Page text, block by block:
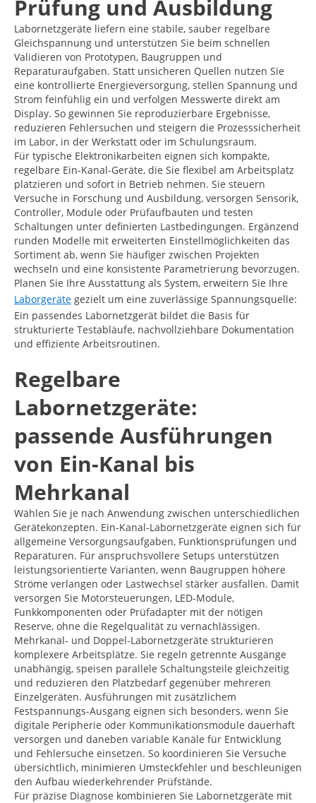
Prüfung und Ausbildung
Labornetzgeräte liefern eine stabile, sauber regelbare
Gleichspannung und unterstützen Sie beim schnellen
Validieren von Prototypen, Baugruppen und
Reparaturaufgaben. Statt unsicheren Quellen nutzen Sie
eine kontrollierte Energieversorgung, stellen Spannung und
Strom feinfühlig ein und verfolgen Messwerte direkt am
Display. So gewinnen Sie reproduzierbare Ergebnisse,
reduzieren Fehlersuchen und steigern die Prozesssicherheit
im Labor, in der Werkstatt oder im Schulungsraum.
Für typische Elektronikarbeiten eignen sich kompakte,
regelbare Ein-Kanal-Geräte, die Sie flexibel am Arbeitsplatz
platzieren und sofort in Betrieb nehmen. Sie steuern
Versuche in Forschung und Ausbildung, versorgen Sensorik,
Controller, Module oder Prüfaufbauten und testen
Schaltungen unter definierten Lastbedingungen. Ergänzend
runden Modelle mit erweiterten Einstellmöglichkeiten das
Sortiment ab, wenn Sie häufiger zwischen Projekten
wechseln und eine konsistente Parametrierung bevorzugen.
Planen Sie Ihre Ausstattung als System, erweitern Sie Ihre
Laborgeräte gezielt um eine zuverlässige Spannungsquelle:
Ein passendes Labornetzgerät bildet die Basis für
strukturierte Testabläufe, nachvollziehbare Dokumentation
und effiziente Arbeitsroutinen.
Regelbare
Labornetzgeräte:
passende Ausführungen
von Ein-Kanal bis
Mehrkanal
Wählen Sie je nach Anwendung zwischen unterschiedlichen
Gerätekonzepten. Ein-Kanal-Labornetzgeräte eignen sich für
allgemeine Versorgungsaufgaben, Funktionsprüfungen und
Reparaturen. Für anspruchsvollere Setups unterstützen
leistungsorientierte Varianten, wenn Baugruppen höhere
Ströme verlangen oder Lastwechsel stärker ausfallen. Damit
versorgen Sie Motorsteuerungen, LED-Module,
Funkkomponenten oder Prüfadapter mit der nötigen
Reserve, ohne die Regelqualität zu vernachlässigen.
Mehrkanal- und Doppel-Labornetzgeräte strukturieren
komplexere Arbeitsplätze. Sie regeln getrennte Ausgänge
unabhängig, speisen parallele Schaltungsteile gleichzeitig
und reduzieren den Platzbedarf gegenüber mehreren
Einzelgeräten. Ausführungen mit zusätzlichem
Festspannungs-Ausgang eignen sich besonders, wenn Sie
digitale Peripherie oder Kommunikationsmodule dauerhaft
versorgen und daneben variable Kanäle für Entwicklung
und Fehlersuche einsetzen. So koordinieren Sie Versuche
übersichtlich, minimieren Umsteckfehler und beschleunigen
den Aufbau wiederkehrender Prüfstände.
Für präzise Diagnose kombinieren Sie Labornetzgeräte mit